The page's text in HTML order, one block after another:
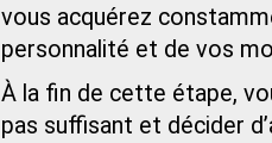
vous acquérez
personnalité et de vos
À la fin de cette étape,
pas suffisant et décider